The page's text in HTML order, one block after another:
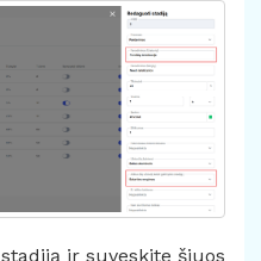
ir suveskite šiuos